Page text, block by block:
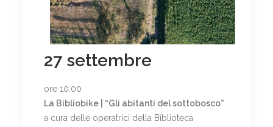
27 settembre
ore 10.00
La Bibliobike | “Gli abitanti del sottobosco”
a cura delle operatrici della Biblioteca